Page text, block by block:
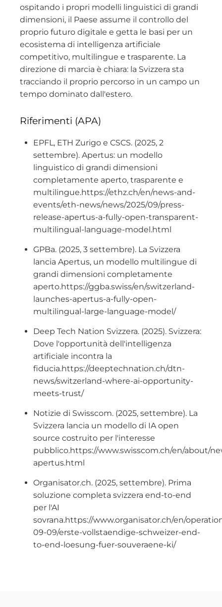
ospitando i propri modelli linguistici di grandi
dimensioni, il Paese assume il controllo del
proprio futuro digitale e getta le basi per un
ecosistema di intelligenza artificiale
competitivo, multilingue e trasparente. La
direzione di marcia è chiara: la Svizzera sta
tracciando il proprio percorso in un campo un
tempo dominato dall'estero.
Riferimenti (APA)
EPFL, ETH Zurigo e CSCS. (2025, 2
settembre). Apertus: un modello
linguistico di grandi dimensioni
completamente aperto, trasparente e
multilingue.https://ethz.ch/en/news-and-
events/eth-news/news/2025/09/press-
release-apertus-a-fully-open-transparent-
multilingual-language-model.html
GPBa. (2025, 3 settembre). La Svizzera
lancia Apertus, un modello multilingue di
grandi dimensioni completamente
aperto.https://ggba.swiss/en/switzerland-
launches-apertus-a-fully-open-
multilingual-large-language-model/
Deep Tech Nation Svizzera. (2025). Svizzera:
Dove l'opportunità dell'intelligenza
artificiale incontra la
fiducia.https://deeptechnation.ch/dtn-
news/switzerland-where-ai-opportunity-
meets-trust/
Notizie di Swisscom. (2025, settembre). La
Svizzera lancia un modello di IA open
source costruito per l'interesse
pubblico.https://www.swisscom.ch/en/about/
apertus.html
Organisator.ch. (2025, settembre). Prima
soluzione completa svizzera end-to-end
per l'AI
sovrana.https://www.organisator.ch/en/
09-09/erste-vollstaendige-schweizer-end-
to-end-loesung-fuer-souveraene-ki/